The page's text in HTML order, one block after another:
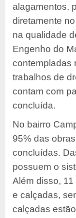
alagamentos,
diretamente
na qualidade
Engenho do
contempladas
trabalhos de
contam com
concluída.
No bairro
95% das
concluídas.
possuem o
Além disso,
e calçadas,
calçadas